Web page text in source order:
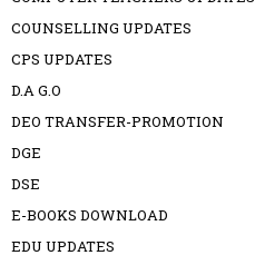
COUNSELLING UPDATES
CPS UPDATES
D.A G.O
DEO TRANSFER-PROMOTION
DGE
DSE
E-BOOKS DOWNLOAD
EDU UPDATES